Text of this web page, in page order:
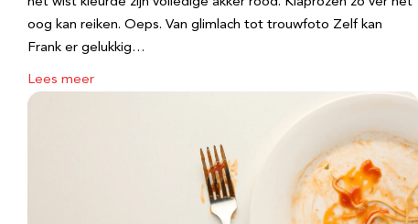
oog kan reiken. Oeps. Van glimlach tot trouwfoto Zelf kan
Frank er gelukkig…
Lees meer